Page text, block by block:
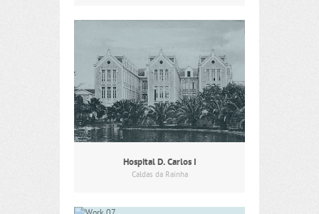
Hospital D. Carlos I
Caldas da Rainha